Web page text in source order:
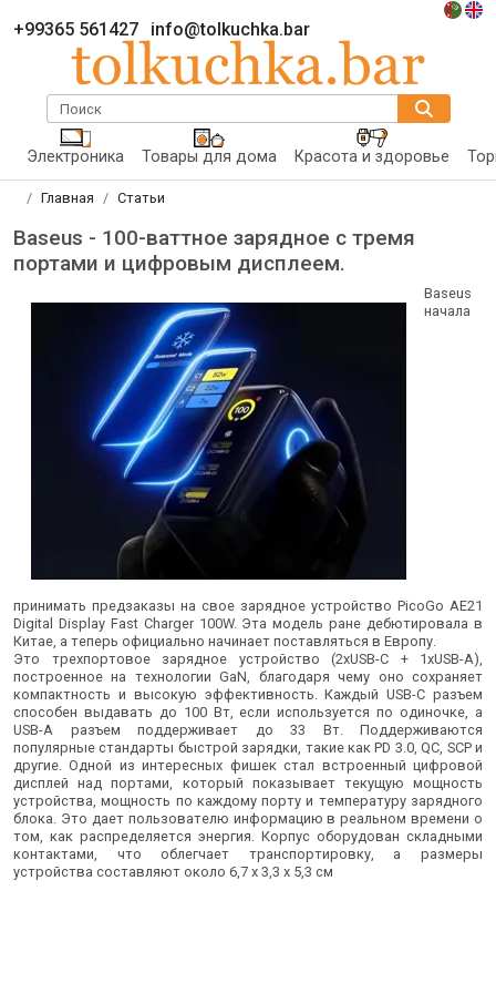
+99365 561427 info@tolkuchka.bar
Поиск
Электроника Товары для дома Красота и здоровье
Главная Статьи
Baseus - 100-ваттное зарядное с тремя
портами и цифровым дисплеем.
Baseus
начала
принимать предзаказы на свое зарядное устройство PicoGo AE21
Digital Display Fast Charger 100W. Эта модель ране дебютировала в
Китае, а теперь официально начинает поставляться в Европу.
Это трехпортовое зарядное устройство (2xUSB-C + 1xUSB-A),
построенное на технологии GaN, благодаря чему оно сохраняет
компактность и высокую эффективность. Каждый USB-C разъем
способен выдавать до 100 Вт, если используется по одиночке, а
USB-A разъем поддерживает до 33 Вт. Поддерживаются
популярные стандарты быстрой зарядки, такие как PD 3.0, QC, SCP и
другие. Одной из интересных фишек стал встроенный цифровой
дисплей над портами, который показывает текущую мощность
устройства, мощность по каждому порту и температуру зарядного
блока. Это дает пользователю информацию в реальном времени о
том, как распределяется энергия. Корпус оборудован складными
контактами, что облегчает транспортировку, а размеры
устройства составляют около 6,7 x 3,3 x 5,3 см